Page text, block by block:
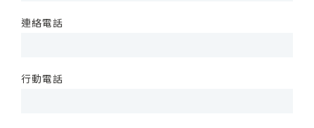
連絡電話
行動電話